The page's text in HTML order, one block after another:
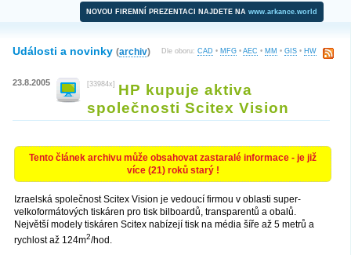
NOVOU FIREMNÍ PREZENTACI NAJDETE NA www.arkance.world
Dle oboru: CAD • MFG • AEC • MM • GIS • HW
Události a novinky (archiv)
23.8.2005 [33984x]
HP kupuje aktiva
společnosti Scitex Vision
Tento článek archivu může obsahovat zastaralé informace - je již
více (21) roků starý !
Izraelská společnost Scitex Vision je vedoucí firmou v oblasti super-
velkoformátových tiskáren pro tisk bilboardů, transparentů a obalů.
Největší modely tiskáren Scitex nabízejí tisk na média šíře až 5 metrů a
rychlost až 124m2/hod.